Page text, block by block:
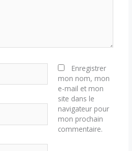
Enregistrer
mon nom, mon
e-mail et mon
site dans le
navigateur pour
mon prochain
commentaire.